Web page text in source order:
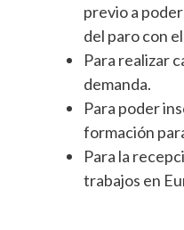
previo a
del paro con el
Para realizar
demanda.
Para poder
formación
Para la
trabajos en